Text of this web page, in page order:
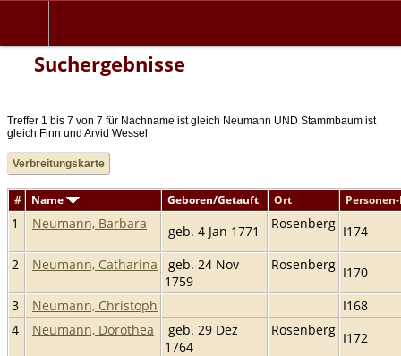
Suchergebnisse
Treffer 1 bis 7 von 7 für Nachname ist gleich Neumann UND Stammbaum ist
gleich Finn und Arvid Wessel
Verbreitungskarte
# Name Geboren/Getauft Ort
1 Neumann, Barbara geb. 4 Jan 1771 Rosenberg I174
2
Neumann, Catharina
geb. 24 Nov
1759
Rosenberg I170
3
Neumann, Christoph
I168
4
Neumann, Dorothea
geb. 29 Dez
1764
Rosenberg I172